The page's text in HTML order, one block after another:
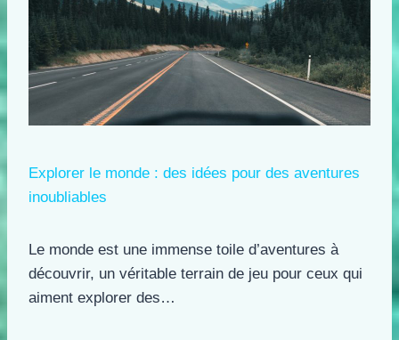
Explorer le monde : des idées pour des aventures
inoubliables
Le monde est une immense toile d’aventures à
découvrir, un véritable terrain de jeu pour ceux qui
aiment explorer des…